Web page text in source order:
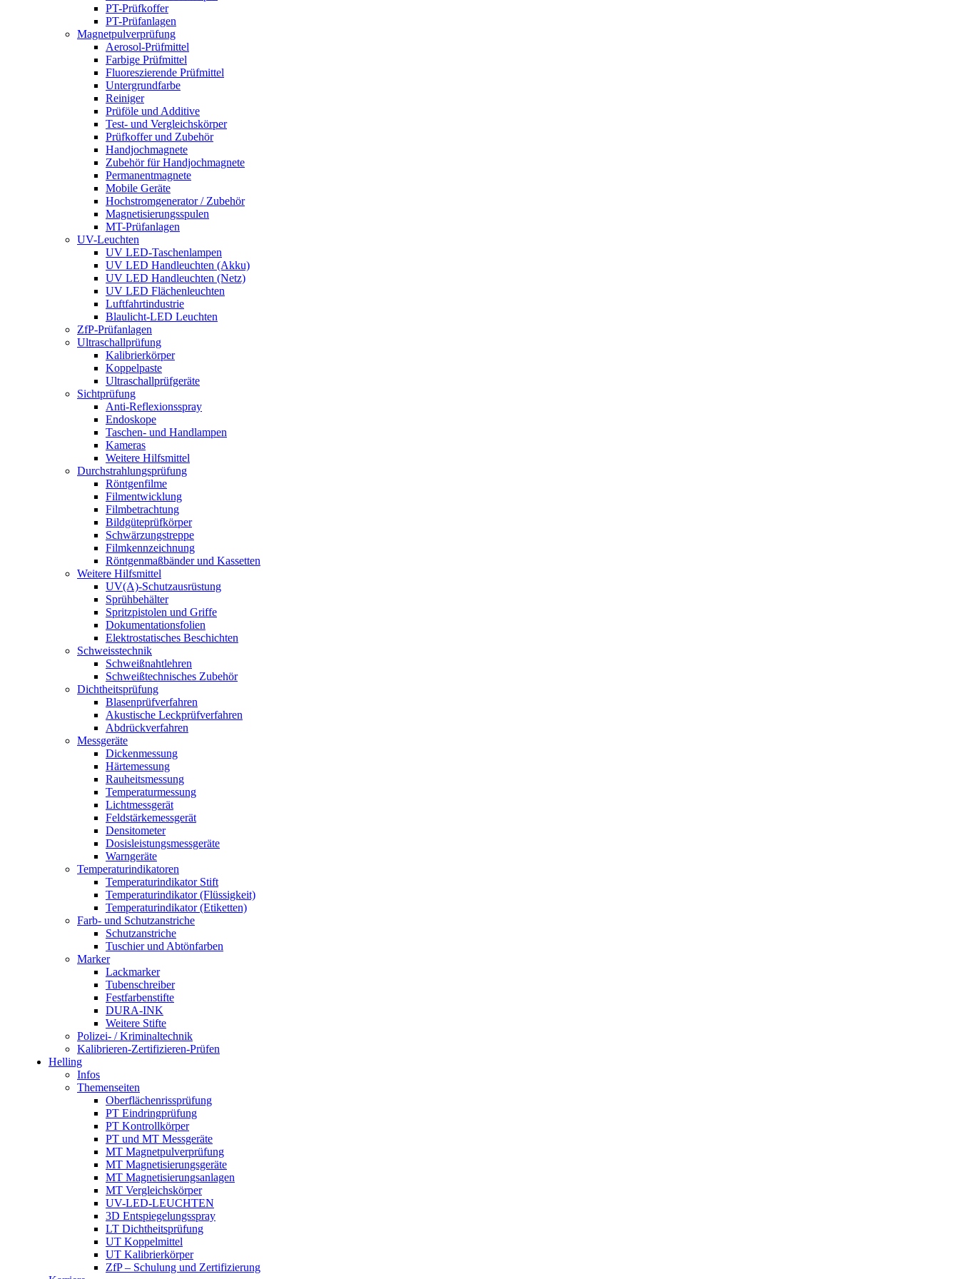
PT-Prüfkoffer
PT-Prüfanlagen
Magnetpulverprüfung
Aerosol-Prüfmittel
Farbige Prüfmittel
Fluoreszierende Prüfmittel
Untergrundfarbe
Reiniger
Prüföle und Additive
Test- und Vergleichskörper
Prüfkoffer und Zubehör
Handjochmagnete
Zubehör für Handjochmagnete
Permanentmagnete
Mobile Geräte
Hochstrom­generator / Zubehör
Magnetisierungs­spulen
MT-Prüfanlagen
UV-Leuchten
UV LED-Taschenlampen
UV LED Handleuchten (Akku)
UV LED Handleuchten (Netz)
UV LED Flächenleuchten
Luftfahrt­industrie
Blaulicht-LED Leuchten
ZfP-Prüfanlagen
Ultraschallprüfung
Kalibrierkörper
Koppelpaste
Ultraschallprüfgeräte
Sichtprüfung
Anti-Reflexionsspray
Endoskope
Taschen- und Handlampen
Kameras
Weitere Hilfsmittel
Durchstrahlungsprüfung
Röntgenfilme
Filmentwicklung
Filmbetrachtung
Bildgüteprüfkörper
Schwärzungstreppe
Filmkennzeichnung
Röntgenmaßbänder und Kassetten
Weitere Hilfsmittel
UV(A)-Schutzausrüstung
Sprühbehälter
Spritzpistolen und Griffe
Dokumentationsfolien
Elektrostatisches Beschichten
Schweisstechnik
Schweißnahtlehren
Schweißtechnisches Zubehör
Dichtheitsprüfung
Blasenprüf­verfahren
Akustische Leckprüfverfahren
Abdrückverfahren
Messgeräte
Dickenmessung
Härtemessung
Rauheitsmessung
Temperaturmessung
Lichtmessgerät
Feldstärkemessgerät
Densitometer
Dosisleistungsmessgeräte
Warngeräte
Temperaturindikatoren
Temperaturindikator Stift
Temperaturindikator (Flüssigkeit)
Temperaturindikator (Etiketten)
Farb- und Schutzanstriche
Schutzanstriche
Tuschier und Abtönfarben
Marker
Lackmarker
Tubenschreiber
Festfarbenstifte
DURA-INK
Weitere Stifte
Polizei- / Kriminaltechnik
Kalibrieren-Zertifizieren-Prüfen
Helling
Infos
Themenseiten
Oberflächen­rissprüfung
PT Eindringprüfung
PT Kontrollkörper
PT und MT Messgeräte
MT Magnetpulverprüfung
MT Magnetisierungsgeräte
MT Magnetisierungsanlagen
MT Vergleichskörper
UV-LED-LEUCHTEN
3D Entspiegelungsspray
LT Dichtheitsprüfung
UT Koppelmittel
UT Kalibrierkörper
ZfP – Schulung und Zertifizierung